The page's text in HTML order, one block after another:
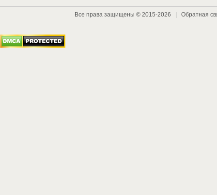
Все права защищены © 2015-2026 |Обратная